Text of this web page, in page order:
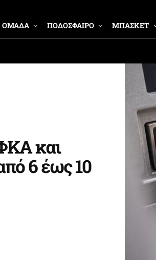
ΟΜΑΔΑ ΠΟΔΟΣΦΑΙΡΟ ΜΠΑΣΚΕΤ
και
6 έως 10